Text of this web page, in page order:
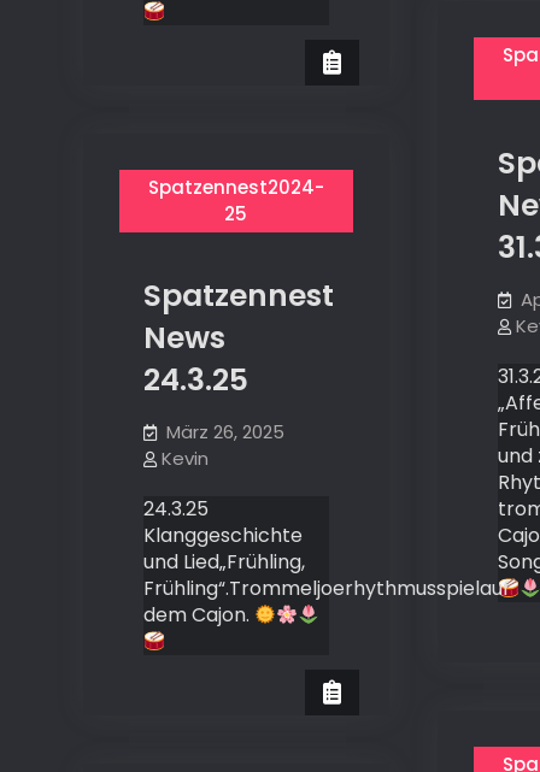
und
Spatzennest2024-
25
Spatzennest
News
24.3.25
März 26, 2025
Kevin
24.3.25
Klanggeschichte
und Lied„Frühling,
Frühling“.Trommeljoerhythmusspielauf
dem Cajon.